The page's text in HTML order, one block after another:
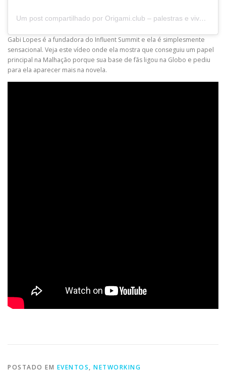
Um post compartilhado por Origami.club – palestras e vivências (@origamiclubbr)
Gabi Lopes é a fundadora do Influent Summit e ela é simplesmente
sensacional. Veja este vídeo onde ela mostra que conseguiu um papel
principal na Malhação porque sua base de fãs ligou na Globo e pediu
para ela aparecer mais na novela.
POSTADO EM EVENTOS, NETWORKING